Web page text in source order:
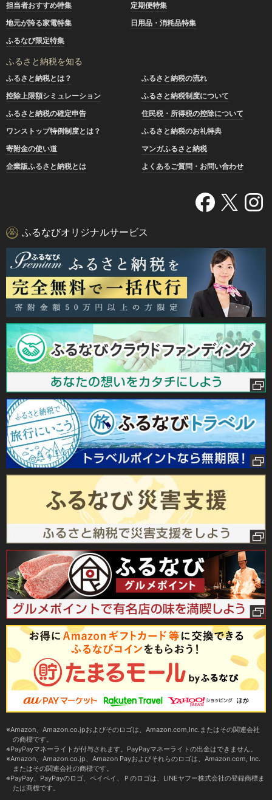
担当者おすすめ特集
定期便特集
地元が誇る家電特集
日用品・消耗品特集
ふるなび限定特集
ふるさと納税を知る
ふるさと納税とは？
ふるさと納税の流れ
控除上限額シミュレーション
ふるさと納税制度について
ふるさと納税の確定申告
住民税・所得税の控除について
ワンストップ特例制度とは？
ふるさと納税のお礼特典
寄附金の使い道
マンガふるさと納税
企業版ふるさと納税とは
よくあるご質問・お問い合わせ
ふるなびオリジナルサービス
Amazon、Amazon.co.jpおよびそのロゴは、Amazon.com,Inc.またはその関連会社
の商標です。
PayPayマネーライトが付与されます。PayPayマネーライトの出金はできません。
Amazon、Amazon.co.jp、Amazon Payおよびそれらのロゴは、Amazon.com, Inc.
またはその関連会社の商標です。
PayPay、PayPayのロゴ、ペイペイ、Ｐのロゴは、LINEヤフー株式会社の登録商標ま
たは商標です。